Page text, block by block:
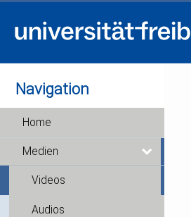
Navigation
Home
Medien
Videos
Audios